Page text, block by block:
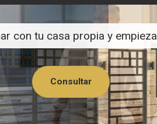
con tu casa propia y
Consultar